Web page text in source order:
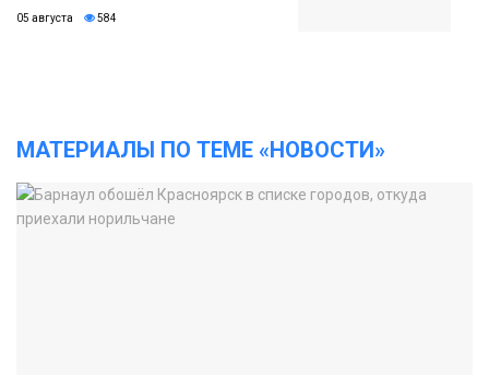
05 августа 584
МАТЕРИАЛЫ ПО ТЕМЕ «НОВОСТИ»